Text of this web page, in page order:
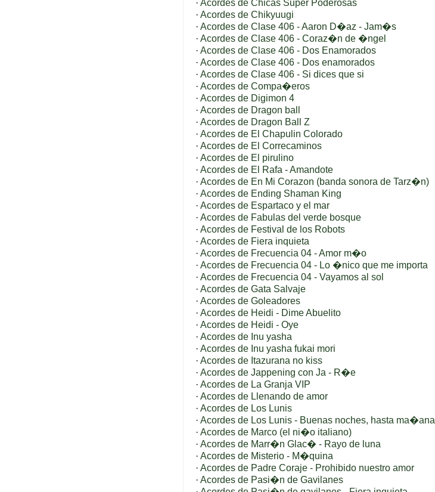
· Acordes de Chicas Super Poderosas
· Acordes de Chikyuugi
· Acordes de Clase 406 - Aaron D�az - Jam�s
· Acordes de Clase 406 - Coraz�n de �ngel
· Acordes de Clase 406 - Dos Enamorados
· Acordes de Clase 406 - Dos enamorados
· Acordes de Clase 406 - Si dices que si
· Acordes de Compa�eros
· Acordes de Digimon 4
· Acordes de Dragon ball
· Acordes de Dragon Ball Z
· Acordes de El Chapulin Colorado
· Acordes de El Correcaminos
· Acordes de El pirulino
· Acordes de El Rafa - Amandote
· Acordes de En Mi Corazon (banda sonora de Tarz�n)
· Acordes de Ending Shaman King
· Acordes de Espartaco y el mar
· Acordes de Fabulas del verde bosque
· Acordes de Festival de los Robots
· Acordes de Fiera inquieta
· Acordes de Frecuencia 04 - Amor m�o
· Acordes de Frecuencia 04 - Lo �nico que me importa
· Acordes de Frecuencia 04 - Vayamos al sol
· Acordes de Gata Salvaje
· Acordes de Goleadores
· Acordes de Heidi - Dime Abuelito
· Acordes de Heidi - Oye
· Acordes de Inu yasha
· Acordes de Inu yasha fukai mori
· Acordes de Itazurana no kiss
· Acordes de Jappening con Ja - R�e
· Acordes de La Granja VIP
· Acordes de Llenando de amor
· Acordes de Los Lunis
· Acordes de Los Lunis - Buenas noches, hasta ma�ana
· Acordes de Marco (el ni�o italiano)
· Acordes de Marr�n Glac� - Rayo de luna
· Acordes de Misterio - M�quina
· Acordes de Padre Coraje - Prohibido nuestro amor
· Acordes de Pasi�n de Gavilanes